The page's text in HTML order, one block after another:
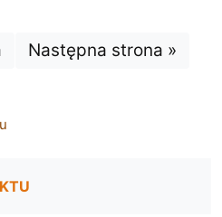
Strona:
Następna strona »